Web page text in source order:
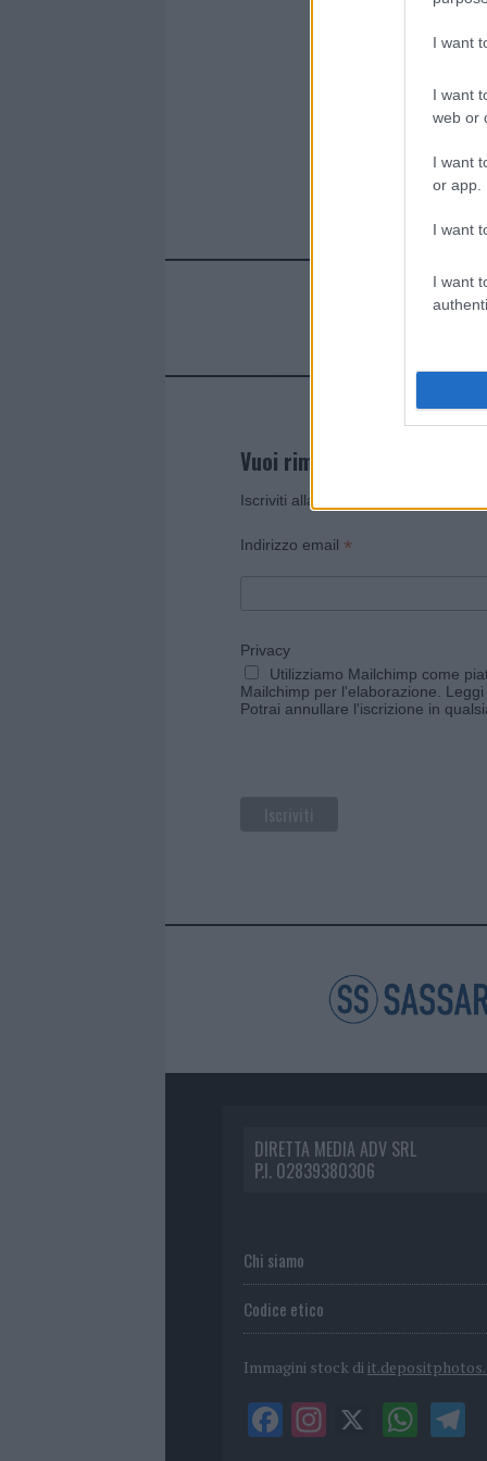
I want
I want
web or
I want
or app.
I want
I want
Vuoi rimanere sempre
Iscriviti alla newsletter di Gallura
Indirizzo email *
Privacy
Utilizziamo Mailchimp come
Mailchimp per l'elaborazione.
Potrai annullare l'iscrizione in
DIRETTA MEDIA ADV SRL
P.I. 02839380306
Chi siamo
Codice etico
Immagini stock di